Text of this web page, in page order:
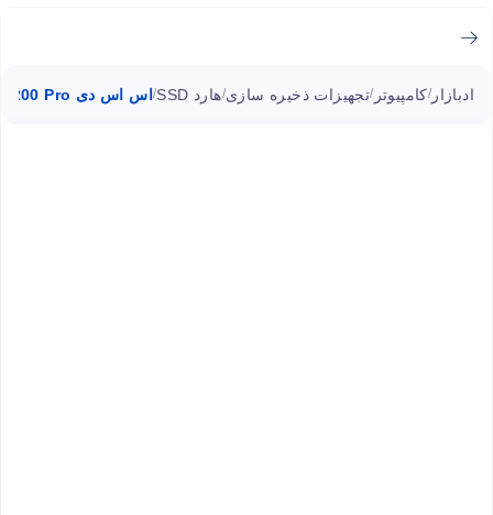
ادبازار /کامپیوتر /تجهیزات ذخیره سازی/هارد SSD /اس اس دی XPG SX8200 Pro اینترنال ۲۵۶ گیگ ای دیتا M.2